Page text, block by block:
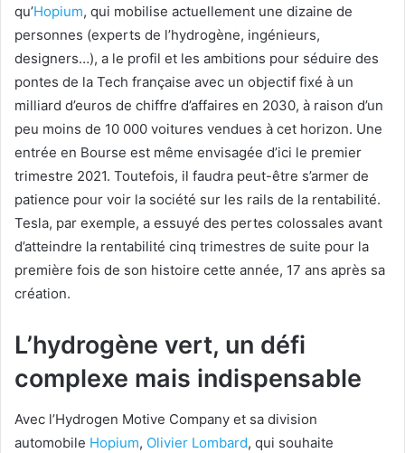
qu’Hopium, qui mobilise actuellement une dizaine de
personnes (experts de l’hydrogène, ingénieurs,
designers…), a le profil et les ambitions pour séduire des
pontes de la Tech française avec un objectif fixé à un
milliard d’euros de chiffre d’affaires en 2030, à raison d’un
peu moins de 10 000 voitures vendues à cet horizon. Une
entrée en Bourse est même envisagée d’ici le premier
trimestre 2021. Toutefois, il faudra peut-être s’armer de
patience pour voir la société sur les rails de la rentabilité.
Tesla, par exemple, a essuyé des pertes colossales avant
d’atteindre la rentabilité cinq trimestres de suite pour la
première fois de son histoire cette année, 17 ans après sa
création.
L’hydrogène vert, un défi
complexe mais indispensable
Avec l’Hydrogen Motive Company et sa division
automobile Hopium, Olivier Lombard, qui souhaite